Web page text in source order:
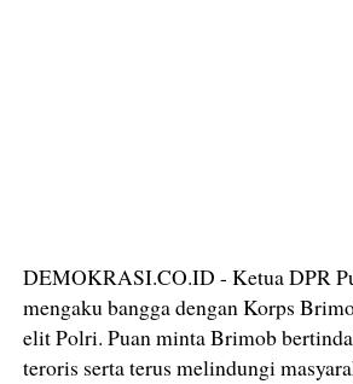
DEMOKRASI.CO.ID - Ketua DPR
mengaku bangga dengan Korps
elit Polri. Puan minta Brimob
teroris serta terus melindungi